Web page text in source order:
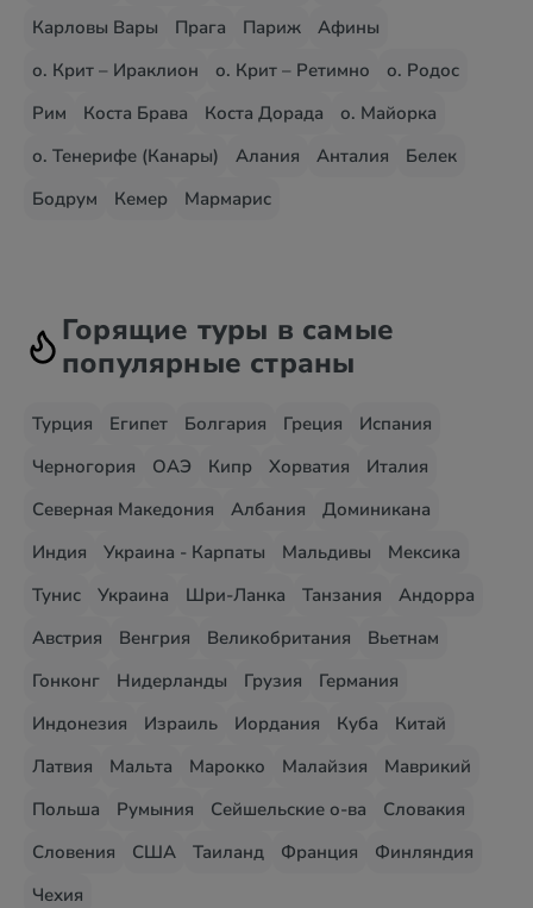
Карловы Вары
Прага Париж
Афины
о. Крит – Ираклион
о. Крит – Ретимно
о. Родос
Рим
Коста Брава Коста Дорада
о. Майорка
о. Тенерифе (Канары)
Алания Анталия
Белек
Бодрум
Кемер Мармарис
Горящие туры в самые
популярные страны
Турция Египет Болгария Греция
Испания
Черногория
ОАЭ Кипр Хорватия
Италия
Северная Македония
Албания
Доминикана
Индия
Украина - Карпаты Мальдивы
Мексика
Тунис
Украина Шри-Ланка Танзания
Андорра
Австрия
Венгрия Великобритания
Вьетнам
Гонконг
Нидерланды Грузия
Германия
Индонезия
Израиль Иордания Куба
Китай
Латвия
Мальта Марокко Малайзия
Маврикий
Польша
Румыния Сейшельские о-ва
Словакия
Словения
США Таиланд Франция
Финляндия
Чехия